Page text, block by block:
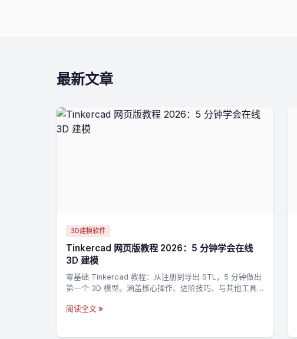
最新文章
3D建模软件
Tinkercad 网页版教程 2026：5 分钟学会在线
3D 建模
零基础 Tinkercad 教程：从注册到导出 STL，5 分钟做出
第一个 3D 模型。涵盖核心操作、进阶技巧、与其他工具
阅读全文 »